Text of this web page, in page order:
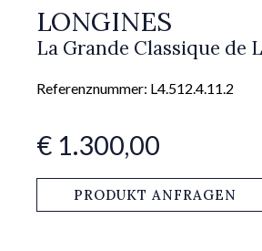
LONGINES
La Grande Classique de
Referenznummer: L4.512.4.11.2
€ 1.300,00
PRODUKT ANFRAGEN